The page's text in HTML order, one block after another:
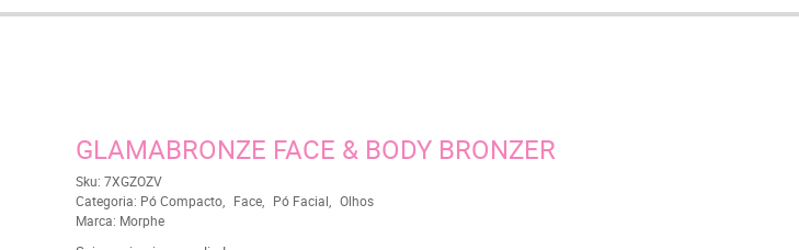
GLAMABRONZE FACE & BODY BRONZER
Sku: 7XGZOZV
Categoria: Pó Compacto Face Pó Facial
Olhos
Marca: Morphe